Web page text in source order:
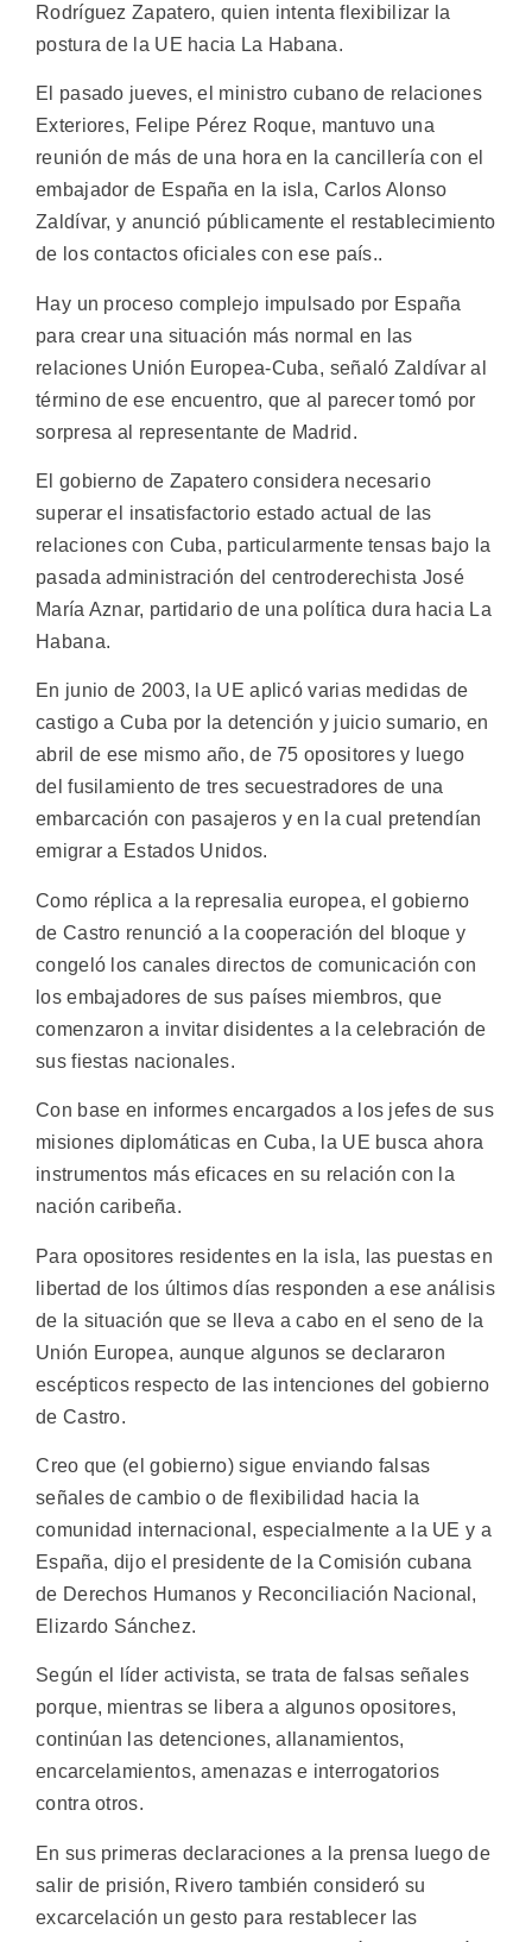
Rodríguez Zapatero, quien intenta flexibilizar la
postura de la UE hacia La Habana.
El pasado jueves, el ministro cubano de relaciones
Exteriores, Felipe Pérez Roque, mantuvo una
reunión de más de una hora en la cancillería con el
embajador de España en la isla, Carlos Alonso
Zaldívar, y anunció públicamente el restablecimiento
de los contactos oficiales con ese país..
Hay un proceso complejo impulsado por España
para crear una situación más normal en las
relaciones Unión Europea-Cuba, señaló Zaldívar al
término de ese encuentro, que al parecer tomó por
sorpresa al representante de Madrid.
El gobierno de Zapatero considera necesario
superar el insatisfactorio estado actual de las
relaciones con Cuba, particularmente tensas bajo la
pasada administración del centroderechista José
María Aznar, partidario de una política dura hacia La
Habana.
En junio de 2003, la UE aplicó varias medidas de
castigo a Cuba por la detención y juicio sumario, en
abril de ese mismo año, de 75 opositores y luego
del fusilamiento de tres secuestradores de una
embarcación con pasajeros y en la cual pretendían
emigrar a Estados Unidos.
Como réplica a la represalia europea, el gobierno
de Castro renunció a la cooperación del bloque y
congeló los canales directos de comunicación con
los embajadores de sus países miembros, que
comenzaron a invitar disidentes a la celebración de
sus fiestas nacionales.
Con base en informes encargados a los jefes de sus
misiones diplomáticas en Cuba, la UE busca ahora
instrumentos más eficaces en su relación con la
nación caribeña.
Para opositores residentes en la isla, las puestas en
libertad de los últimos días responden a ese análisis
de la situación que se lleva a cabo en el seno de la
Unión Europea, aunque algunos se declararon
escépticos respecto de las intenciones del gobierno
de Castro.
Creo que (el gobierno) sigue enviando falsas
señales de cambio o de flexibilidad hacia la
comunidad internacional, especialmente a la UE y a
España, dijo el presidente de la Comisión cubana
de Derechos Humanos y Reconciliación Nacional,
Elizardo Sánchez.
Según el líder activista, se trata de falsas señales
porque, mientras se libera a algunos opositores,
continúan las detenciones, allanamientos,
encarcelamientos, amenazas e interrogatorios
contra otros.
En sus primeras declaraciones a la prensa luego de
salir de prisión, Rivero también consideró su
excarcelación un gesto para restablecer las